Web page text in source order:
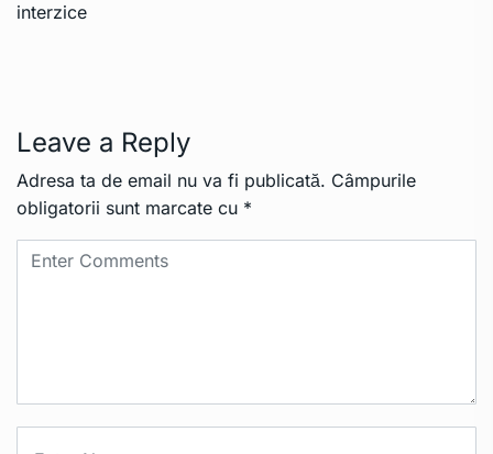
Leave a Reply
Adresa ta de email nu va fi publicată. Câmpurile
obligatorii sunt marcate cu *